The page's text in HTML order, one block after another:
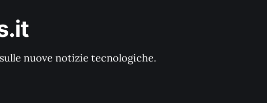
nuove notizie tecnologiche.